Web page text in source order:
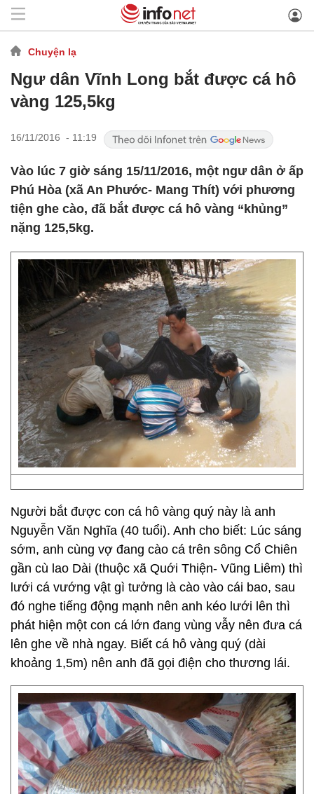
Chuyện lạ
Ngư dân Vĩnh Long bắt được cá hô
vàng 125,5kg
16/11/2016 - 11:19
Vào lúc 7 giờ sáng 15/11/2016, một ngư dân ở ấp
Phú Hòa (xã An Phước- Mang Thít) với phương
tiện ghe cào, đã bắt được cá hô vàng “khủng”
nặng 125,5kg.
Người bắt được con cá hô vàng quý này là anh
Nguyễn Văn Nghĩa (40 tuổi). Anh cho biết: Lúc sáng
sớm, anh cùng vợ đang cào cá trên sông Cổ Chiên
gần cù lao Dài (thuộc xã Quới Thiện- Vũng Liêm) thì
lưới cá vướng vật gì tưởng là cào vào cái bao, sau
đó nghe tiếng động mạnh nên anh kéo lưới lên thì
phát hiện một con cá lớn đang vùng vẫy nên đưa cá
lên ghe về nhà ngay. Biết cá hô vàng quý (dài
khoảng 1,5m) nên anh đã gọi điện cho thương lái.